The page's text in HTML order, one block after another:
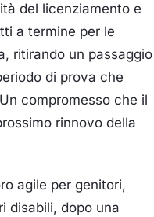
del licenziamento e
a termine per le
ritirando un passaggio
di prova che
compromesso che il
rinnovo della
agile per genitori,
disabili, dopo una